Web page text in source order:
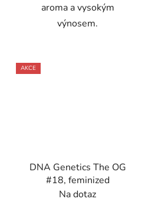
aroma a vysokým
výnosem.
AKCE
DNA Genetics The OG
#18, feminized
Na dotaz